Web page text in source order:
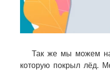
Так же мы можем
которую покрыл лёд.